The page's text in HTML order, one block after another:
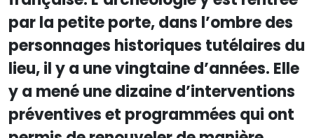
par la petite porte, dans l’ombre des
personnages historiques tutélaires du
lieu, il y a une vingtaine d’années. Elle
y a mené une dizaine d’interventions
préventives et programmées qui ont